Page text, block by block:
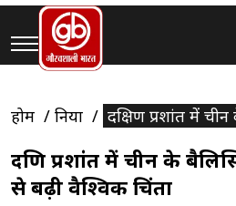
होम दुनिया दक्षिण प्रशांत में
दक्षिण प्रशांत में चीन के
से बढ़ी वैश्विक चिंता